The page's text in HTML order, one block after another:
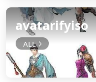
avatarifyiso